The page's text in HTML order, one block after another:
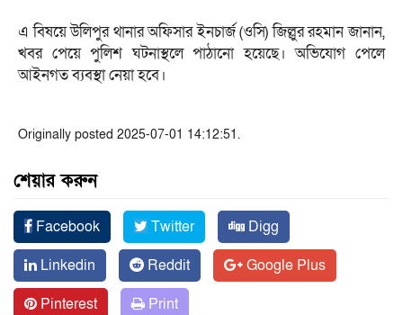
‎এ বিষয়ে উলিপুর থানার অফিসার ইনচার্জ (ওসি) জিল্লুর রহমান জানান,
খবর পেয়ে পুলিশ ঘটনাস্থলে পাঠানো হয়েছে। অভিযোগ পেলে
আইনগত ব্যবস্থা নেয়া হবে।
Originally posted 2025-07-01 14:12:51.
শেয়ার করুন
Facebook Twitter
Digg
Linkedin
Reddit
Google Plus
Pinterest
Print